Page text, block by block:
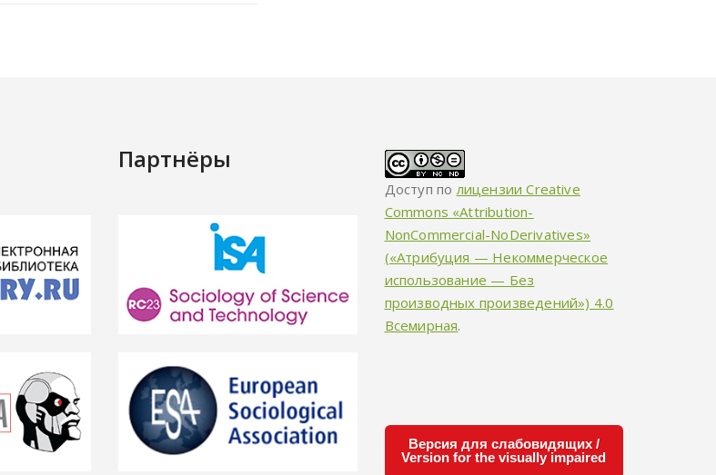
Партнёры
Доступ по лицензии Creative
Commons «Attribution-
NonCommercial-NoDerivatives»
(«Атрибуция — Некоммерческое
использование — Без
производных произведений») 4.0
Всемирная.
Версия для слабовидящих /
Version for the visually impaired